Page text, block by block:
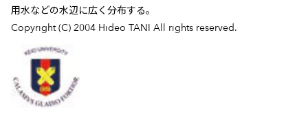
用水などの水辺に広く分布する。
Copyright (C) 2004 Hideo TANI All rights reserved.